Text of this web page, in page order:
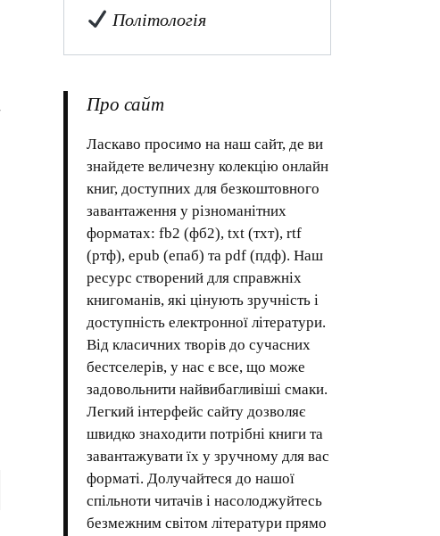
Політологія
Про сайт
Ласкаво просимо на наш сайт, де ви
знайдете величезну колекцію онлайн
книг, доступних для безкоштовного
завантаження у різноманітних
форматах: fb2 (фб2), txt (тхт), rtf
(ртф), epub (епаб) та pdf (пдф). Наш
ресурс створений для справжніх
книгоманів, які цінують зручність і
доступність електронної літератури.
Від класичних творів до сучасних
бестселерів, у нас є все, що може
задовольнити найвибагливіші смаки.
Легкий інтерфейс сайту дозволяє
швидко знаходити потрібні книги та
завантажувати їх у зручному для вас
форматі. Долучайтеся до нашої
спільноти читачів і насолоджуйтесь
безмежним світом літератури прямо